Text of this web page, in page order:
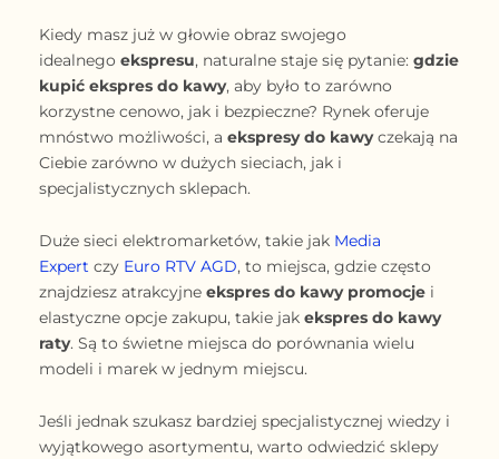
Kiedy masz już w głowie obraz swojego
idealnego ekspresu, naturalne staje się pytanie: gdzie
kupić ekspres do kawy, aby było to zarówno
korzystne cenowo, jak i bezpieczne? Rynek oferuje
mnóstwo możliwości, a ekspresy do kawyczekają na
Ciebie zarówno w dużych sieciach, jak i
specjalistycznych sklepach.
Duże sieci elektromarketów, takie jak Media
Expert czy Euro RTV AGD, to miejsca, gdzie często
znajdziesz atrakcyjne ekspres do kawy promocje i
elastyczne opcje zakupu, takie jak ekspres do kawy
raty. Są to świetne miejsca do porównania wielu
modeli i marek w jednym miejscu.
Jeśli jednak szukasz bardziej specjalistycznej wiedzy i
wyjątkowego asortymentu, warto odwiedzić sklepy